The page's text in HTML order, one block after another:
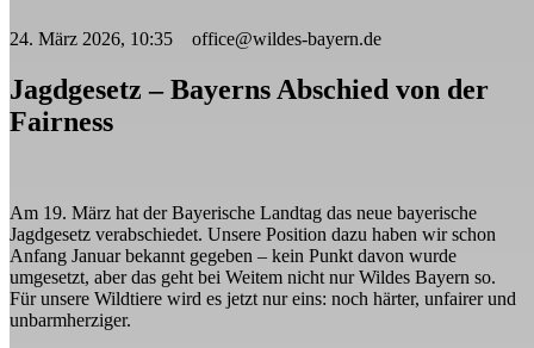
24. März 2026, 10:35 office@wildes-bayern.de
Jagdgesetz – Bayerns Abschied von der
Fairness
Am 19. März hat der Bayerische Landtag das neue bayerische
Jagdgesetz verabschiedet. Unsere Position dazu haben wir schon
Anfang Januar bekannt gegeben – kein Punkt davon wurde
umgesetzt, aber das geht bei Weitem nicht nur Wildes Bayern so.
Für unsere Wildtiere wird es jetzt nur eins: noch härter, unfairer und
unbarmherziger.